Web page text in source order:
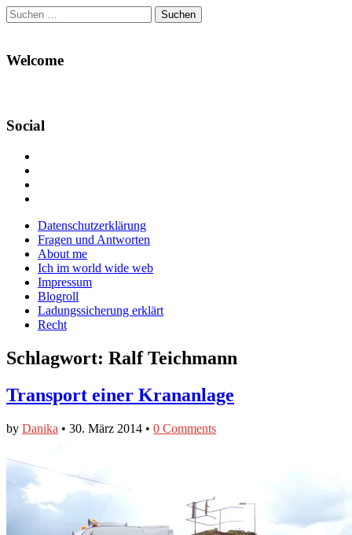
Suchen
nach:
Welcome
Social
Facebook
anzeigen
Twitter
anzeigen
auf
Instagram
anzeigen
Main
menu
Skip
content
Datenschutzerklärung
Fragen und Antworten
About me
Ich im world wide web
Impressum
Blogroll
Ladungssicherung erklärt
Recht
Schlagwort: Ralf Teichmann
Transport einer Krananlage
by Danika • 30. März 2014 • 0 Comments